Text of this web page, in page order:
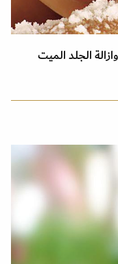
الجلد الميت